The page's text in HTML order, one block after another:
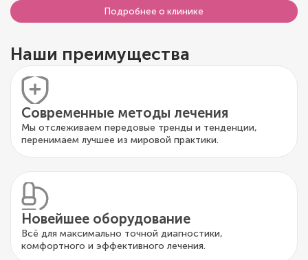
Подробнее о клинике
Наши преимущества
Современные методы лечения
Мы отслеживаем передовые тренды и тенденции,
перенимаем лучшее из мировой практики.
Новейшее оборудование
Всё для максимально точной диагностики,
комфортного и эффективного лечения.